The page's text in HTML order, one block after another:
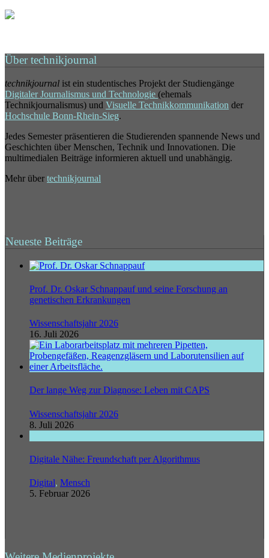
Über technikjournal
technikjournal ist ein studentisches Projekt der Studiengänge
Digitaler Journalismus und Technologie (ehemals
Technikjournalismus) und Visuelle Technikkommunikation der
Hochschule Bonn-Rhein-Sieg.
Jedes Semester präsentieren die Studierenden spannende News und
Geschichten über Menschen, Technik und Innovationen. Die
multimedialen Beiträge informieren aktuell und unabhängig.
Mehr über technikjournal
Neueste Beiträge
Prof. Dr. Oskar Schnappauf und seine Forschung an
genetischen Erkrankungen
Wissenschaftsjahr 2026
16. Juli 2026
Der lange Weg zur Diagnose: Leben mit CAPS
Wissenschaftsjahr 2026
8. Juli 2026
Digitale Nähe: Freundschaft per Algorithmus
Digital, Mensch
5. Februar 2026